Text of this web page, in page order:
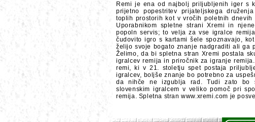
Remi je ena od najbolj priljubljenih iger s
prijetno popestritev prijateljskega
toplih prostorih kot v vročih poletnih
Uporabnikom spletne strani Xremi in
popoln servis; to velja za vse igralce
čudovito igro s kartami šele spoznavajo,
želijo svoje bogato znanje nadgraditi ali ga
Želimo, da bi spletna stran Xremi postala
igralcev remija in priročnik za igranje
remi, ki v 21. stoletju spet postaja
igralcev, boljše znanje bo potrebno za
da nihče ne izgublja rad. Tudi zato bo
slovenskim igralcem v veliko pomoč pri
remija. Spletna stran www.xremi.com je